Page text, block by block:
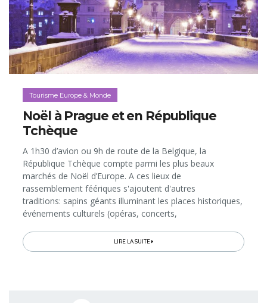
Tourisme Europe & Monde
Noël à Prague et en République
Tchèque
A 1h30 d’avion ou 9h de route de la Belgique, la
République Tchèque compte parmi les plus beaux
marchés de Noël d’Europe. A ces lieux de
rassemblement féériques s'ajoutent d'autres
traditions: sapins géants illuminant les places historiques,
événements culturels (opéras, concerts,
dans les boulangeries et restaurants, sans parler des...
LIRE LA SUITE